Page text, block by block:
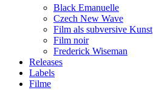
Black Emanuelle
Czech New Wave
Film als subversive Kunst
Film noir
Frederick Wiseman
Releases
Labels
Filme